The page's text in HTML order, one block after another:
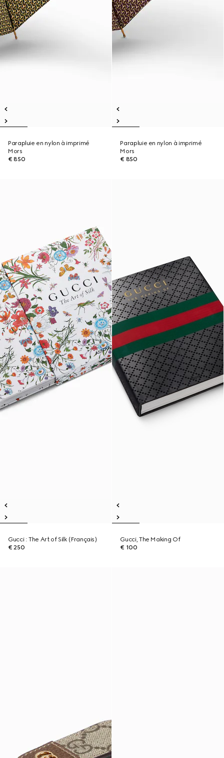
Parapluie en nylon à imprimé
Mors
€ 850
Parapluie en nylon à imprimé
Mors
€ 850
Gucci : The Art of Silk (Français)
€ 250
Gucci, The Making Of
€ 100